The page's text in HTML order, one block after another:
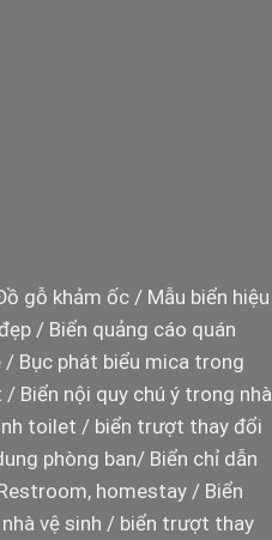
gỗ khảm ốc/ Mẫu biển hiệu
/ Biển quảng cáo quán
/ Bục phát biểu mica trong
/ Biển nội quy chú ý trong nhà
toilet / biển trượt thay đổi
phòng ban/ Biển chỉ dẫn
homestay/ Biển
vệ sinh / biển trượt thay